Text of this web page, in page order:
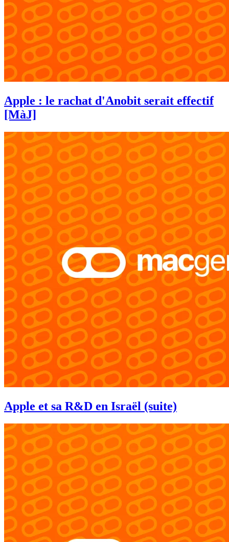
Apple : le rachat d'Anobit serait effectif
[MàJ]
Apple et sa R&D en Israël (suite)